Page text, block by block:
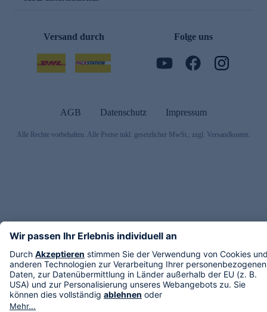
Versand durch Folge uns
AGB Datenschutz Impressum
Alle Rechte vorbehalten. Alle Preise inkl. gesetzlicher MwSt., zzgl. Versandkosten.